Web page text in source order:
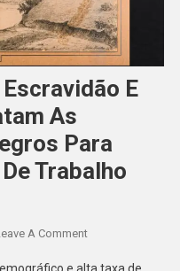
E
As
Para
Trabalho
A CommentOn